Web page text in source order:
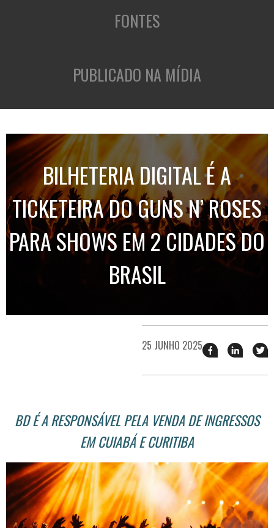
FONTES
PUBLICADO NA MÍDIA
BILHETERIA DIGITAL É A
TICKETEIRA DO GUNS N’ ROSES
PARA SHOWS EM 2 CIDADES DO
BRASIL
25 JUNHO 2025 Compartilhar
esse
no
esse
no
BD É A RESPONSÁVEL PELA VENDA DE INGRESSOS
EM CUIABÁ E CURITIBA